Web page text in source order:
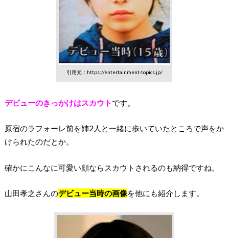
引用元：https://entertainment-topics.jp/
デビューのきっかけはスカウト です。
原宿のラフォーレ前を姉2人と一緒に歩いていたところで声をか
けられたのだとか。
確かにこんなに可愛い顔ならスカウトされるのも納得ですね。
山田孝之さんのデビュー当時の画像を他にも紹介します。